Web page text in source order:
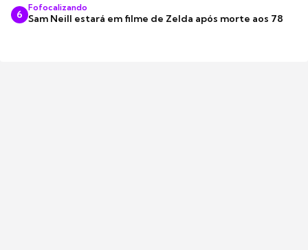
6
Fofocalizando
Sam Neill estará em filme de Zelda após morte aos 78